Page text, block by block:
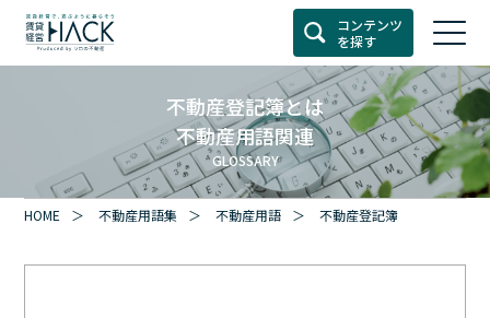
コンテンツ
を探す
不動産登記簿とは
不動産用語関連
GLOSSARY
HOME 不動産用語集 不動産用語 不動産登記簿